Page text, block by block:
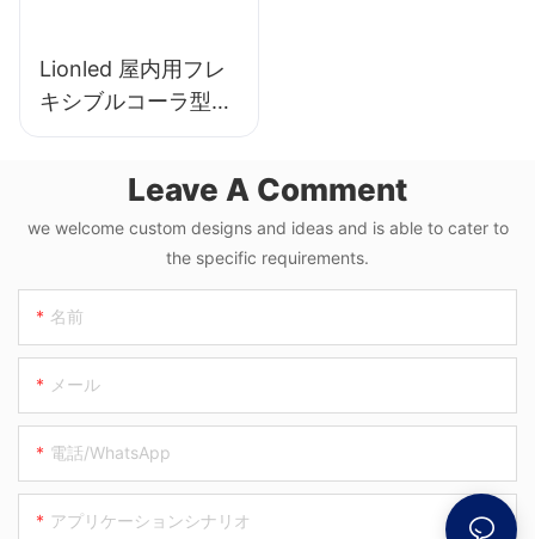
Lionled 屋内用フレ
キシブルコーラ型
LEDディスプレイ
ザインの缶型LEDス
クリーン
Leave A Comment
we welcome custom designs and ideas and is able to cater to
the specific requirements.
名前
メール
電話/WhatsApp
アプリケーションシナリオ